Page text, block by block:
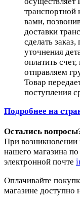
вами,
доставки
сделать
уточнения
оплатить
отправляем
Товар
поступления
Подробнее на
Остались
При
нашего магазина
электронной почте
Оплачивайте
магазине доступно